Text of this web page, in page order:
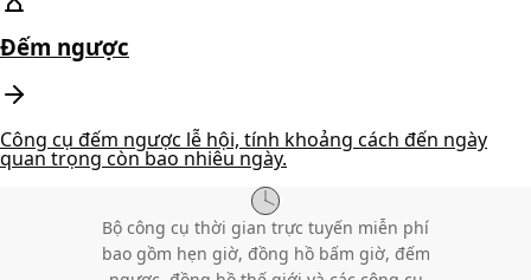
Đếm ngược
Công cụ đếm ngược lễ hội, tính khoảng cách đến ngày
quan trọng còn bao nhiêu ngày.
Bộ công cụ thời gian trực tuyến miễn phí
bao gồm hẹn giờ, đồng hồ bấm giờ, đếm